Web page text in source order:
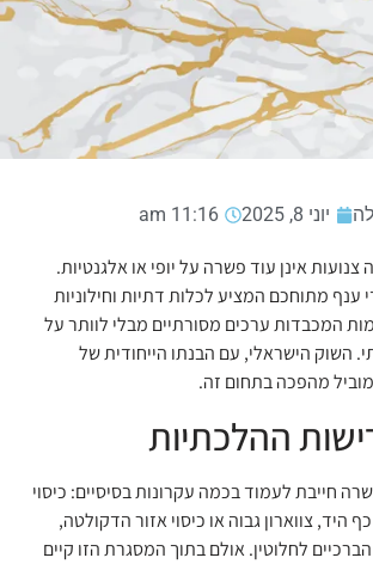
יוני 8, 2025 11:16 am
אינן עוד פשרה על יופי או אלגנטיות.
מתוחכם המציע לכלות דתיות וחילוניות
המכבדות ערכים מסורתיים מבלי לוותר על
השוק הישראלי, עם הבנתו הייחודית של
מהפכה בתחום זה.
ההלכתיות
חייבת לעמוד בכמה עקרונות בסיסיים: כיסוי
היד, צווארון גבוה או כיסוי אזור הדקולטה,
לחלוטין. אולם בתוך המסגרת הזו קיים